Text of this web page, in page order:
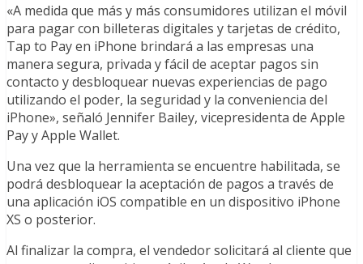
«A medida que más y más consumidores utilizan el móvil
para pagar con billeteras digitales y tarjetas de crédito,
Tap to Pay en iPhone brindará a las empresas una
manera segura, privada y fácil de aceptar pagos sin
contacto y desbloquear nuevas experiencias de pago
utilizando el poder, la seguridad y la conveniencia del
iPhone», señaló Jennifer Bailey, vicepresidenta de Apple
Pay y Apple Wallet.
Una vez que la herramienta se encuentre habilitada, se
podrá desbloquear la aceptación de pagos a través de
una aplicación iOS compatible en un dispositivo iPhone
XS o posterior.
Al finalizar la compra, el vendedor solicitará al cliente que